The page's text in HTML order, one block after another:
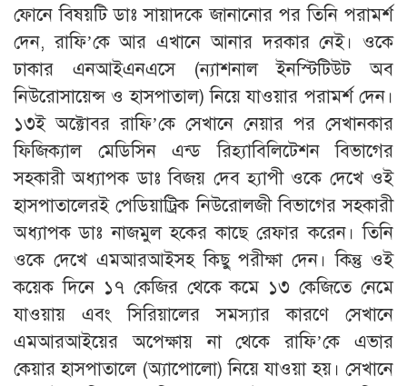
ফোনে বিষয়টি ডাঃ সায়াদকে জানানোর পর তিনি পরামর্শ
দেন, রাফি’কে আর এখানে আনার দরকার নেই। ওকে
ঢাকার এনআইএনএসে (ন্যাশনাল ইনস্টিটিউট অব
নিউরোসায়েন্স ও হাসপাতাল) নিয়ে যাওয়ার পরামর্শ দেন।
১৩ই অক্টোবর রাফি’কে সেখানে নেয়ার পর সেখানকার
ফিজিক্যাল মেডিসিন এন্ড রিহ্যাবিলিটেশন বিভাগের
সহকারী অধ্যাপক ডাঃ বিজয় দেব হ্যাপী ওকে দেখে ওই
হাসপাতালেরই পেডিয়াট্রিক নিউরোলজী বিভাগের সহকারী
অধ্যাপক ডাঃ নাজমুল হকের কাছে রেফার করেন। তিনি
ওকে দেখে এমআরআইসহ কিছু পরীক্ষা দেন। কিন্তু ওই
কয়েক দিনে ১৭ কেজির থেকে কমে ১৩ কেজিতে নেমে
যাওয়ায় এবং সিরিয়ালের সমস্যার কারণে সেখানে
এমআরআইয়ের অপেক্ষায় না থেকে রাফি’কে এভার
কেয়ার হাসপাতালে (অ্যাপোলো) নিয়ে যাওয়া হয়। সেখানে